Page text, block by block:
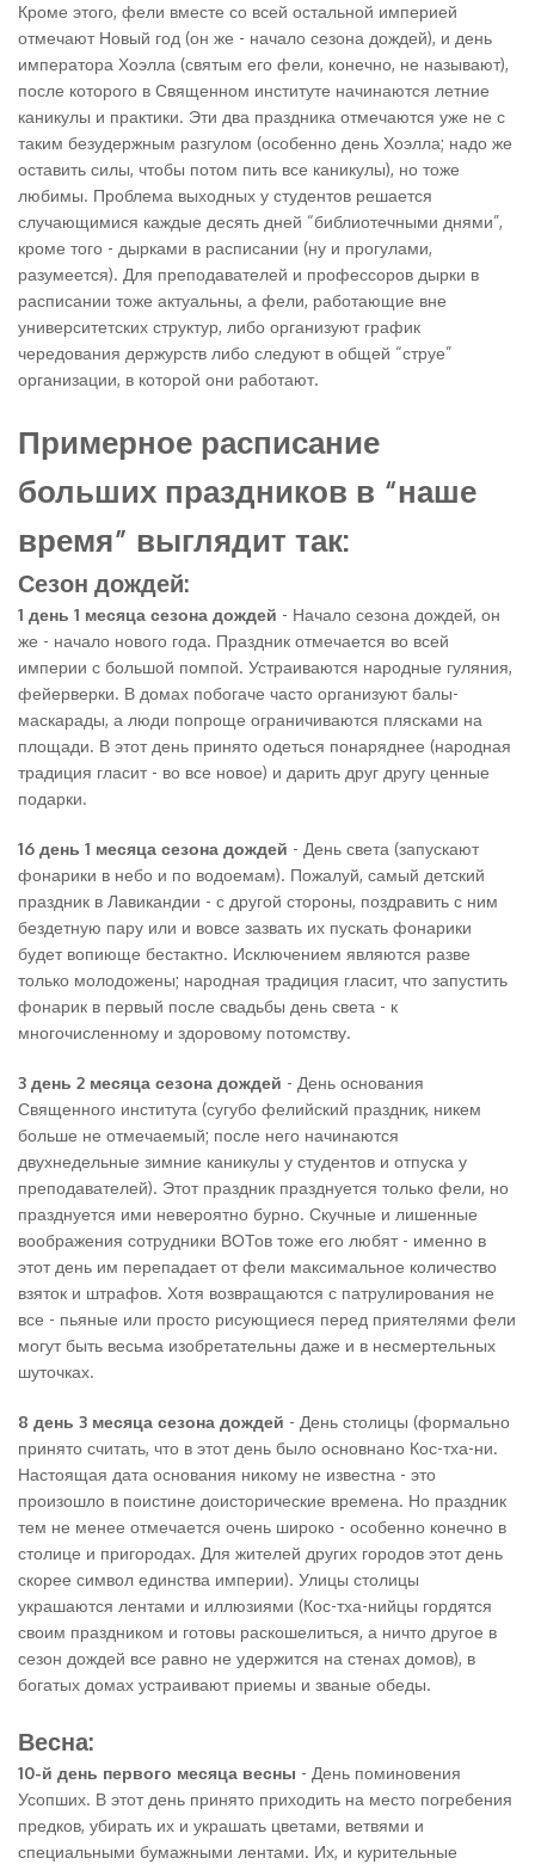
Кроме этого, фели вместе со всей остальной империей
отмечают Новый год (он же - начало сезона дождей), и день
императора Хоэлла (святым его фели, конечно, не называют),
после которого в Священном институте начинаются летние
каникулы и практики. Эти два праздника отмечаются уже не с
таким безудержным разгулом (особенно день Хоэлла; надо же
оставить силы, чтобы потом пить все каникулы), но тоже
любимы. Проблема выходных у студентов решается
случающимися каждые десять дней “библиотечными днями”,
кроме того - дырками в расписании (ну и прогулами,
разумеется). Для преподавателей и профессоров дырки в
расписании тоже актуальны, а фели, работающие вне
университетских структур, либо организуют график
чередования держурств либо следуют в общей “струе”
организации, в которой они работают.
Примерное расписание
больших праздников в “наше
время” выглядит так:
Сезон дождей:
1 день 1 месяца сезона дождей - Начало сезона дождей, он
же - начало нового года. Праздник отмечается во всей
империи с большой помпой. Устраиваются народные гуляния,
фейерверки. В домах побогаче часто организуют балы-
маскарады, а люди попроще ограничиваются плясками на
площади. В этот день принято одеться понаряднее (народная
традиция гласит - во все новое) и дарить друг другу ценные
подарки.
16 день 1 месяца сезона дождей - День света (запускают
фонарики в небо и по водоемам). Пожалуй, самый детский
праздник в Лавикандии - с другой стороны, поздравить с ним
бездетную пару или и вовсе зазвать их пускать фонарики
будет вопиюще бестактно. Исключением являются разве
только молодожены; народная традиция гласит, что запустить
фонарик в первый после свадьбы день света - к
многочисленному и здоровому потомству.
3 день 2 месяца сезона дождей - День основания
Священного института (сугубо фелийский праздник, никем
больше не отмечаемый; после него начинаются
двухнедельные зимние каникулы у студентов и отпуска у
преподавателей). Этот праздник празднуется только фели, но
празднуется ими невероятно бурно. Скучные и лишенные
воображения сотрудники ВОТов тоже его любят - именно в
этот день им перепадает от фели максимальное количество
взяток и штрафов. Хотя возвращаются с патрулирования не
все - пьяные или просто рисующиеся перед приятелями фели
могут быть весьма изобретательны даже и в несмертельных
шуточках.
8 день 3 месяца сезона дождей - День столицы (формально
принято считать, что в этот день было основнано Кос-тха-ни.
Настоящая дата основания никому не известна - это
произошло в поистине доисторические времена. Но праздник
тем не менее отмечается очень широко - особенно конечно в
столице и пригородах. Для жителей других городов этот день
скорее символ единства империи). Улицы столицы
украшаются лентами и иллюзиями (Кос-тха-нийцы гордятся
своим праздником и готовы раскошелиться, а ничто другое в
сезон дождей все равно не удержится на стенах домов), в
богатых домах устраивают приемы и званые обеды.
Весна:
10-й день первого месяца весны - День поминовения
Усопших. В этот день принято приходить на место погребения
предков, убирать их и украшать цветами, ветвями и
специальными бумажными лентами. Их, и курительные